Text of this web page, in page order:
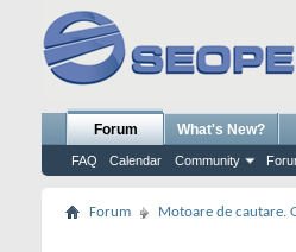
Forum
FAQ Calendar Community
What's New?
Forum Motoare de cautare.